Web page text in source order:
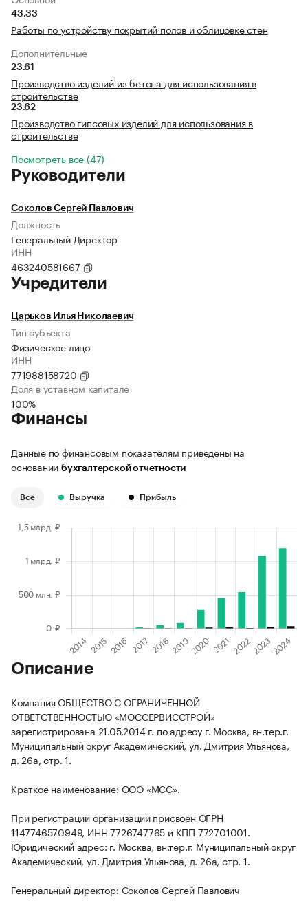
43.33
Работы по устройству покрытий полов и облицовке стен
Дополнительные
23.61
Производство изделий из бетона для использования в
строительстве
23.62
Производство гипсовых изделий для использования в
строительстве
Посмотреть все (47)
Руководители
Соколов Сергей Павлович
Должность
Генеральный Директор
ИНН
463240581667
Учредители
Царьков Илья Николаевич
Тип субъекта
Физическое лицо
ИНН
771988158720
Доля в уставном капитале
100%
Финансы
Данные по финансовым показателям приведены на
основании бухгалтерской отчетности
Все Выручка Прибыль
Описание
Компания ОБЩЕСТВО С ОГРАНИЧЕННОЙ
ОТВЕТСТВЕННОСТЬЮ «МОССЕРВИССТРОЙ»
зарегистрирована 21.05.2014 г. по адресу г. Москва, вн.тер.г.
Муниципальный округ Академический, ул. Дмитрия Ульянова,
д. 26а, стр. 1.
Краткое наименование: ООО «МСС».
При регистрации организации присвоен ОГРН
1147746570949, ИНН 7726747765 и КПП 772701001.
Юридический адрес: г. Москва, вн.тер.г. Муниципальный округ
Академический, ул. Дмитрия Ульянова, д. 26а, стр. 1.
Генеральный директор: Соколов Сергей Павлович